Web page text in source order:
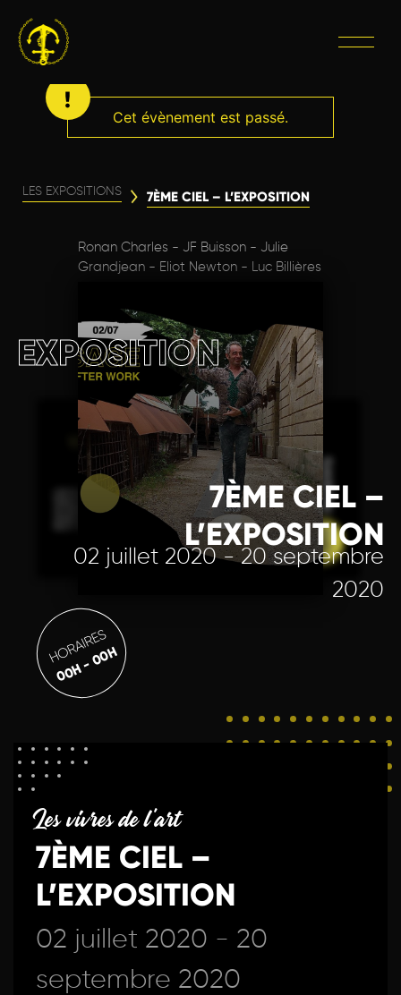
Cet évènement est passé.
LES EXPOSITIONS 7ÈME CIEL – L’EXPOSITION
Ronan Charles - JF Buisson - Julie
Grandjean - Eliot Newton - Luc Billières
7ÈME CIEL –
L’EXPOSITION
02 juillet 2020 - 20 septembre
2020
EXPOSITION
HORAIRES
00H - 00H
Les vivres de l'art
7ÈME CIEL –
L’EXPOSITION
02 juillet 2020 - 20
septembre 2020